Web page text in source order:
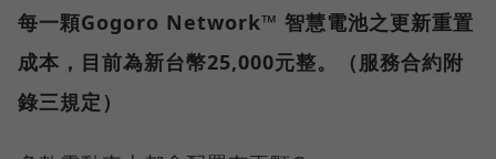
每一顆Gogoro Network™ 智慧電池之更新重置
成本，目前為新台幣25,000元整。（服務合約附
錄三規定）